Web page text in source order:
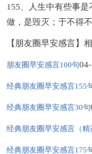
155、人生中有些事
做，是毁灭；于不得
【朋友圈早安感言】
朋友圈早安感言100句
经典朋友圈早安感言155
经典朋友圈早安感言30句
经典朋友圈早安感言（精
经典朋友圈早安感言175